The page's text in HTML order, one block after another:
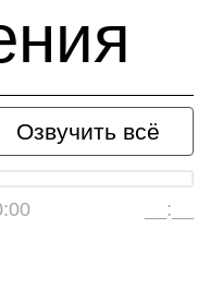
Озвучить всё
__:__